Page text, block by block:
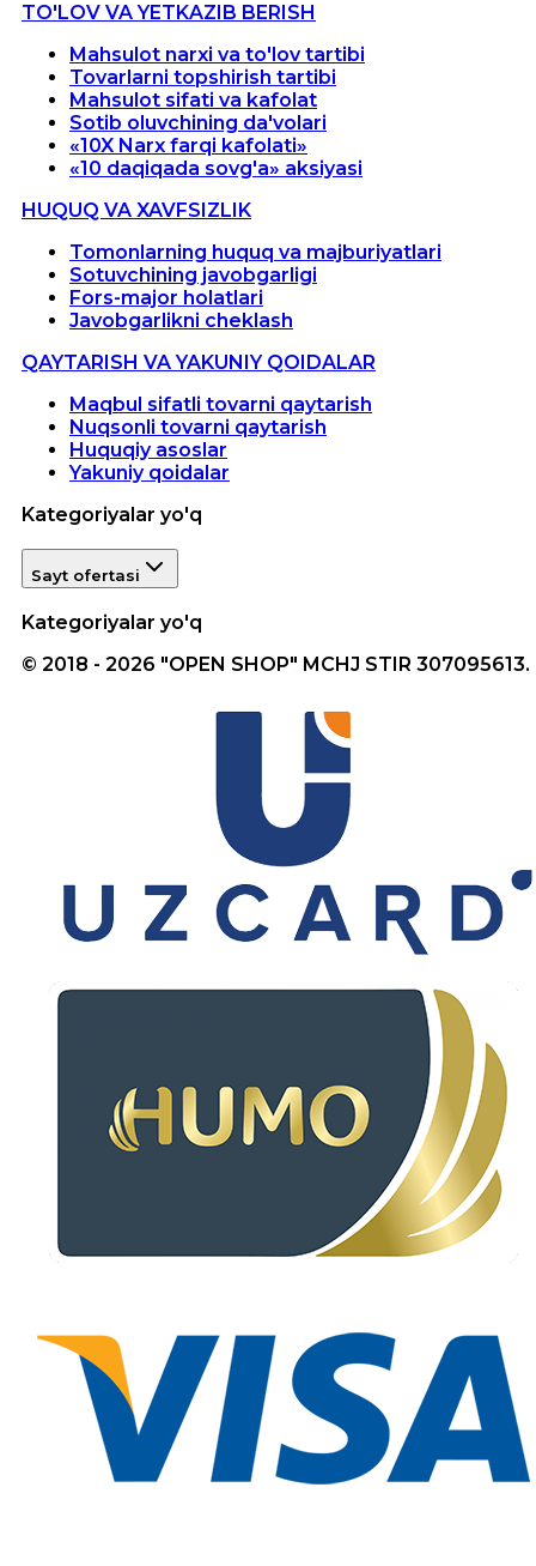
TO'LOV VA YETKAZIB BERISH
Mahsulot narxi va to'lov tartibi
Tovarlarni topshirish tartibi
Mahsulot sifati va kafolat
Sotib oluvchining da'volari
«10X Narx farqi kafolati»
«10 daqiqada sovg'a» aksiyasi
HUQUQ VA XAVFSIZLIK
Tomonlarning huquq va majburiyatlari
Sotuvchining javobgarligi
Fors-major holatlari
Javobgarlikni cheklash
QAYTARISH VA YAKUNIY QOIDALAR
Maqbul sifatli tovarni qaytarish
Nuqsonli tovarni qaytarish
Huquqiy asoslar
Yakuniy qoidalar
Kategoriyalar yo'q
Sayt ofertasi
Kategoriyalar yo'q
© 2018 - 2026 "OPEN SHOP" MCHJ STIR 307095613.